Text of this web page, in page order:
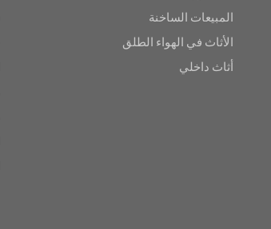
المبيعات الساخنة
الأثاث في الهواء الطلق
أثاث داخلي